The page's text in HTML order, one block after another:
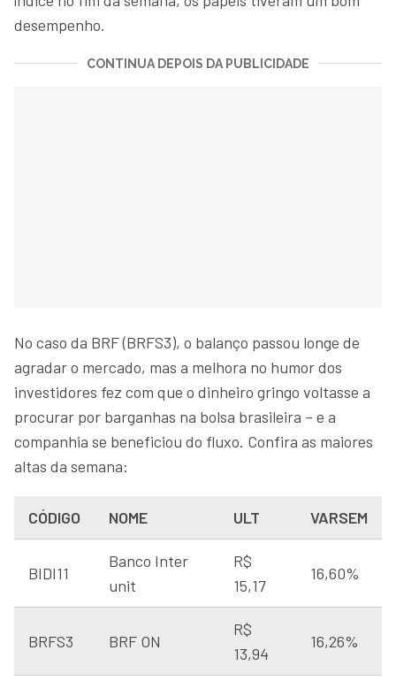
desempenho.
CONTINUA DEPOIS DA PUBLICIDADE
No caso da BRF (BRFS3), o balanço passou longe de
agradar o mercado, mas a melhora no humor dos
investidores fez com que o dinheiro gringo voltasse a
procurar por barganhas na bolsa brasileira – e a
companhia se beneficiou do fluxo. Confira as maiores
altas da semana:
CÓDIGO NOME ULT VARSEM
BIDI11
Banco Inter
unit
R$
15,17
16,60%
BRFS3 BRF ON
R$
13,94
16,26%